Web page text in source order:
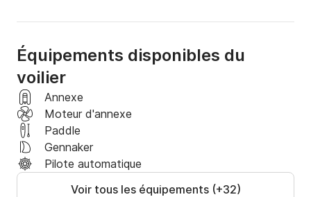
Équipements disponibles du
voilier
Annexe
Moteur d'annexe
Paddle
Gennaker
Pilote automatique
Voir tous les équipements (+32)